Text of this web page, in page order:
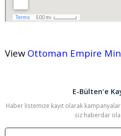
View Ottoman Empire
E-Bülten'e
Haber listemize kayıt olarak
siz haberdar